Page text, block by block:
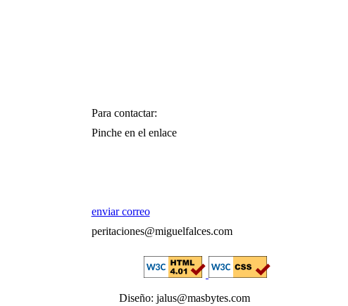
Para contactar:
Pinche en el enlace
enviar correo
peritaciones@miguelfalces.com
Diseño: jalus@masbytes.com